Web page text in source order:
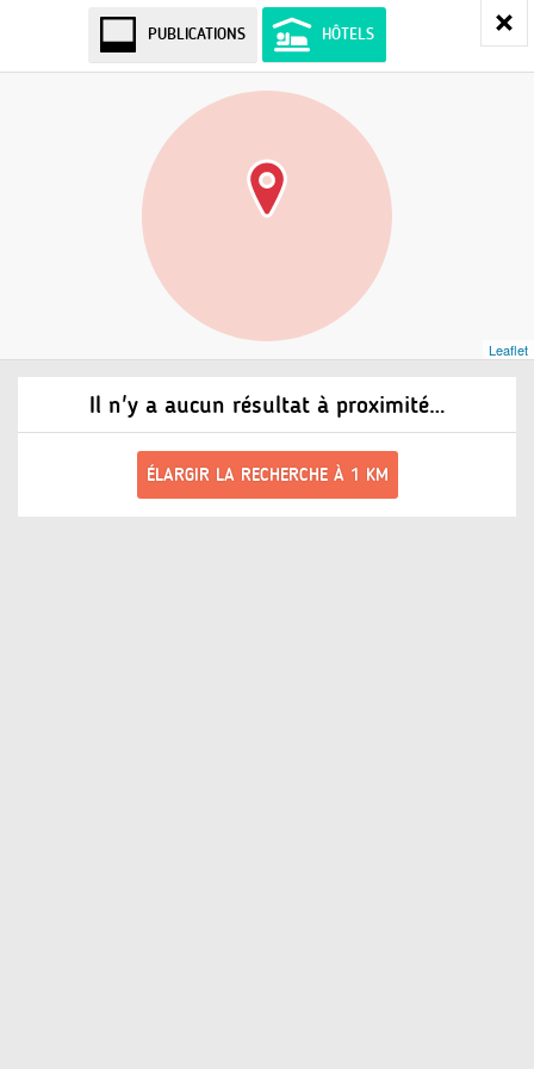
PUBLICATIONS HÔTELS
Il n'y a aucun résultat à proximité…
ÉLARGIR LA RECHERCHE À 1 KM
Leaflet